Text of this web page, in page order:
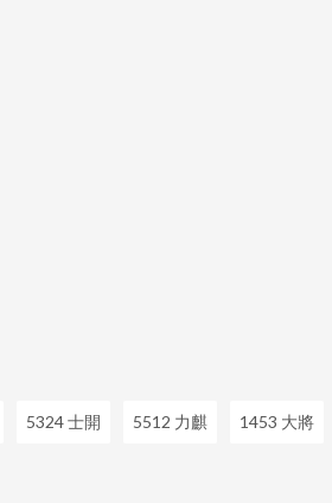
5324 士開 5512 力麒 1453 大將